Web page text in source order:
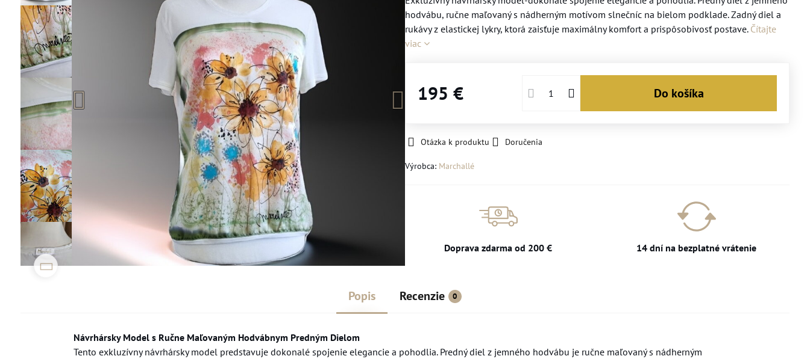
hodvábu, ručne maľovaný s nádherným motívom slnečníc na bielom podklade. Zadný diel a
rukávy z elastickej lykry, ktorá zaisťuje maximálny komfort a prispôsobivosť postave. Čítajte
viac
195 € Do košíka
Otázka k produktu Doručenia
Výrobca: Marchallé
Doprava zdarma od 200 € 14 dní na bezplatné vrátenie
Popis Recenzie 0
Návrhársky Model s Ručne Maľovaným Hodvábnym Predným Dielom
Tento exkluzívny návrhársky model predstavuje dokonalé spojenie elegancie a pohodlia. Predný diel z jemného hodvábu je ručne maľovaný s nádherným